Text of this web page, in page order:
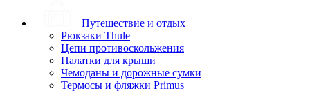
Путешествие и отдых
Рюкзаки Thule
Цепи противоскольжения
Палатки для крыши
Чемоданы и дорожные сумки
Термосы и фляжки Primus